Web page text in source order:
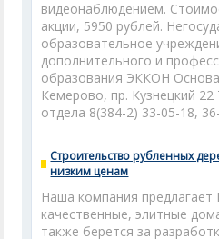
видеонаблюдением.
акции, 5950 рублей.
образовательное
дополнительного и
образования ЭККОН
Кемерово, пр. Кузнецкий
отдела 8(384-2) 33-05-18,
Строительство рубленных
низким ценам
Наша компания предлагает
качественные, элитные
также берется за